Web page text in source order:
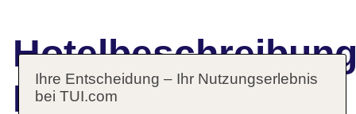
Hotel Vila Mare
Ihre Entscheidung – Ihr Nutzungserlebnis
bei TUI.com